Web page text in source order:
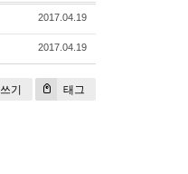
2017.04.19
2017.04.19
쓰기 태그